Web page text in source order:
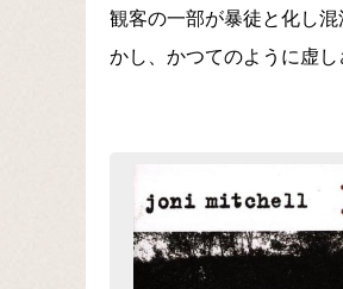
観客の一部が暴徒と化し
かし、かつてのように虚